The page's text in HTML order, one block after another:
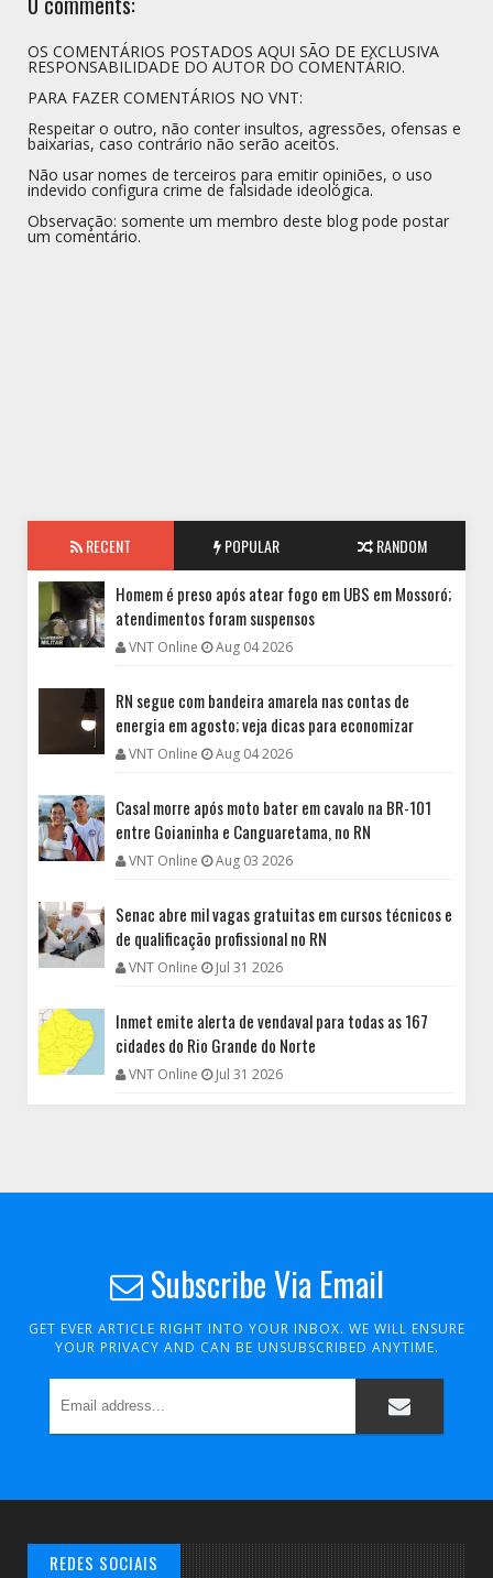
OS COMENTÁRIOS POSTADOS AQUI SÃO DE EXCLUSIVA
RESPONSABILIDADE DO AUTOR DO COMENTÁRIO.
PARA FAZER COMENTÁRIOS NO VNT:
Respeitar o outro, não conter insultos, agressões, ofensas e
baixarias, caso contrário não serão aceitos.
Não usar nomes de terceiros para emitir opiniões, o uso
indevido configura crime de falsidade ideológica.
Observação: somente um membro deste blog pode postar
um comentário.
RECENT POPULAR RANDOM
Homem é preso após atear fogo em UBS em Mossoró;
atendimentos foram suspensos
VNT Online Aug 04 2026
RN segue com bandeira amarela nas contas de
energia em agosto; veja dicas para economizar
VNT Online Aug 04 2026
Casal morre após moto bater em cavalo na BR-101
entre Goianinha e Canguaretama, no RN
VNT Online Aug 03 2026
Senac abre mil vagas gratuitas em cursos técnicos e
de qualificação profissional no RN
VNT Online Jul 31 2026
Inmet emite alerta de vendaval para todas as 167
cidades do Rio Grande do Norte
VNT Online Jul 31 2026
Subscribe Via Email
GET EVER ARTICLE RIGHT INTO YOUR INBOX. WE WILL ENSURE
YOUR PRIVACY AND CAN BE UNSUBSCRIBED ANYTIME.
REDES SOCIAIS